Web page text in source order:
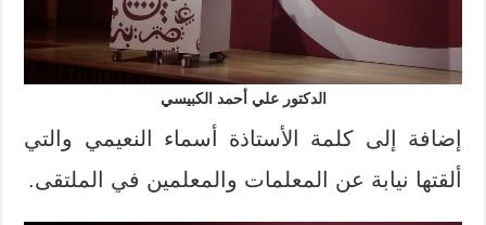
الدكتور علي أحمد الكبيسي
إضافة إلى كلمة الأستاذة أسماء النعيمي والتي
ألقتها نيابة عن المعلمات والمعلمين في الملتقى.